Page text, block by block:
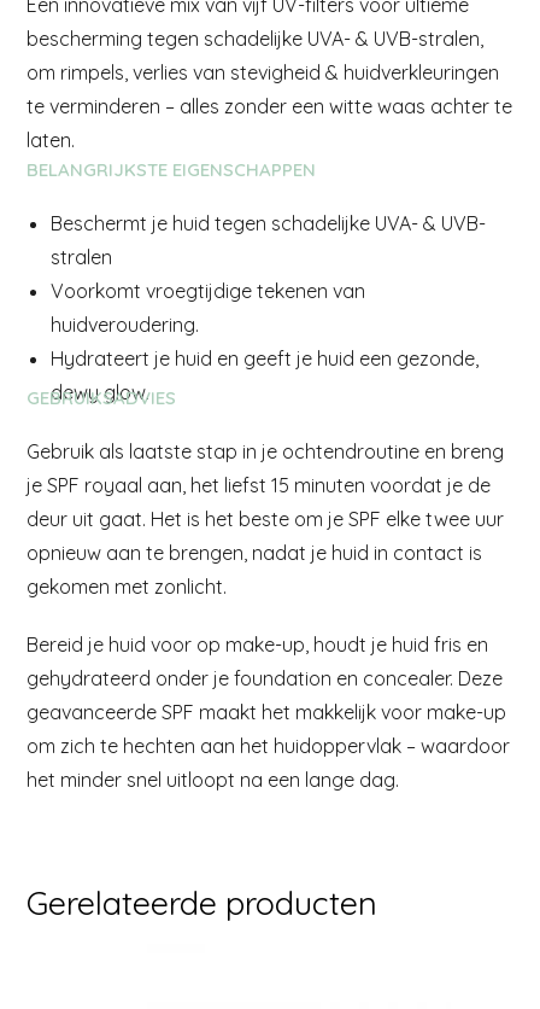
Een innovatieve mix van vijf UV-filters voor ultieme
bescherming tegen schadelijke UVA- & UVB-stralen,
om rimpels, verlies van stevigheid & huidverkleuringen
te verminderen – alles zonder een witte waas achter te
laten.
BELANGRIJKSTE EIGENSCHAPPEN
Beschermt je huid tegen schadelijke UVA- & UVB-
stralen
Voorkomt vroegtijdige tekenen van
huidveroudering.
Hydrateert je huid en geeft je huid een gezonde,
dewy glow.
GEBRUIKSADVIES
Gebruik als laatste stap in je ochtendroutine en breng
je SPF royaal aan, het liefst 15 minuten voordat je de
deur uit gaat. Het is het beste om je SPF elke twee uur
opnieuw aan te brengen, nadat je huid in contact is
gekomen met zonlicht.
Bereid je huid voor op make-up, houdt je huid fris en
gehydrateerd onder je foundation en concealer. Deze
geavanceerde SPF maakt het makkelijk voor make-up
om zich te hechten aan het huidoppervlak – waardoor
het minder snel uitloopt na een lange dag.
Gerelateerde producten